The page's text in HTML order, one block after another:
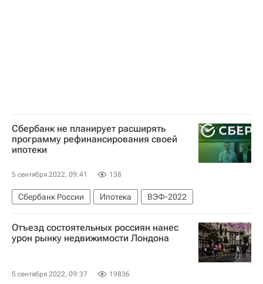
Сбербанк не планирует расширять
программу рефинансирования своей
ипотеки
5 сентября 2022, 09:41 138
Сбербанк России Ипотека ВЭФ-2022
Отъезд состоятельных россиян нанес
урон рынку недвижимости Лондона
5 сентября 2022, 09:37 19836